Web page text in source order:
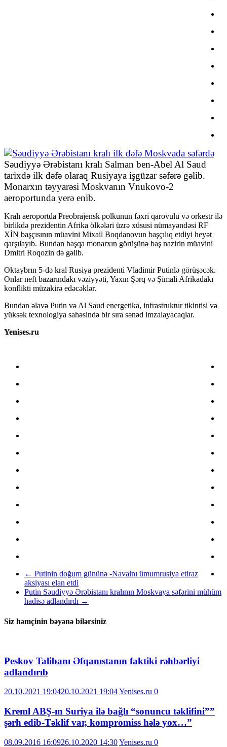
Səudiyyə Ərəbistanı kralı Salman ben-Abel Al Saud
tarixdə ilk dəfə olaraq Rusiyaya işgüzar səfərə gəlib.
Monarxın təyyarəsi Moskvanın Vnukovo-2
aeroportunda yerə enib.
Kralı aeroportda Preobrajensk polkunun fəxri qarovulu və orkestr ilə
birlikdə prezidentin Afrika ölkələri üzrə xüsusi nümayəndəsi RF
XİN başçısının müavini Mixail Boqdanovun başçılıq etdiyi heyət
qarşılayıb. Bundan başqa monarxın görüşünə baş nazirin müavini
Dmitri Roqozin də gəlib.
Oktaybrın 5-də kral Rusiya prezidenti Vladimir Putinlə görüşəcək.
Onlar neft bazarındakı vəziyyəti, Yaxın Şərq və Şimali Afrikadakı
konflikti müzakirə edəcəklər.
Bundan əlavə Putin və Al Saud energetika, infrastruktur tikintisi və
yüksək texnologiya sahəsində bir sıra sənəd imzalayacaqlar.
Yenises.ru
← Putinin doğum gününə -Navalnı ümumrusiya etiraz
aksiyası elan etdi
Putin Səudiyyə Ərəbistanı kralının Moskvaya səfərini mühüm
hadisə adlandırdı →
Siz həmçinin bəyənə bilərsiniz
Peskov Talibanı Əfqanıstanın faktiki rəhbərliyi
adlandırıb
20.10.2021 19:0420.10.2021 19:04Yenises.ru 0
Kreml ABŞ-ın Suriya ilə bağlı “sonuncu təklifini””
şərh edib-Təklif var, kompromiss hələ yox…”
08.09.2016 16:0926.10.2020 14:30Yenises.ru 0